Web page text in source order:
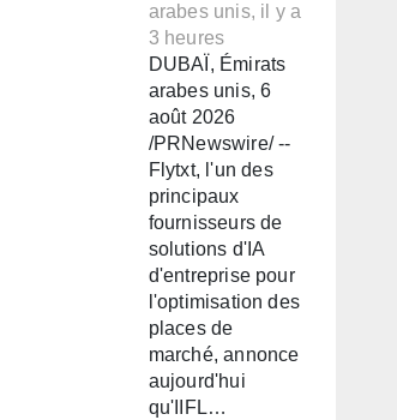
arabes unis, il y a
3 heures
DUBAÏ, Émirats
arabes unis, 6
août 2026
/PRNewswire/ --
Flytxt, l'un des
principaux
fournisseurs de
solutions d'IA
d'entreprise pour
l'optimisation des
places de
marché, annonce
aujourd'hui
qu'IIFL…